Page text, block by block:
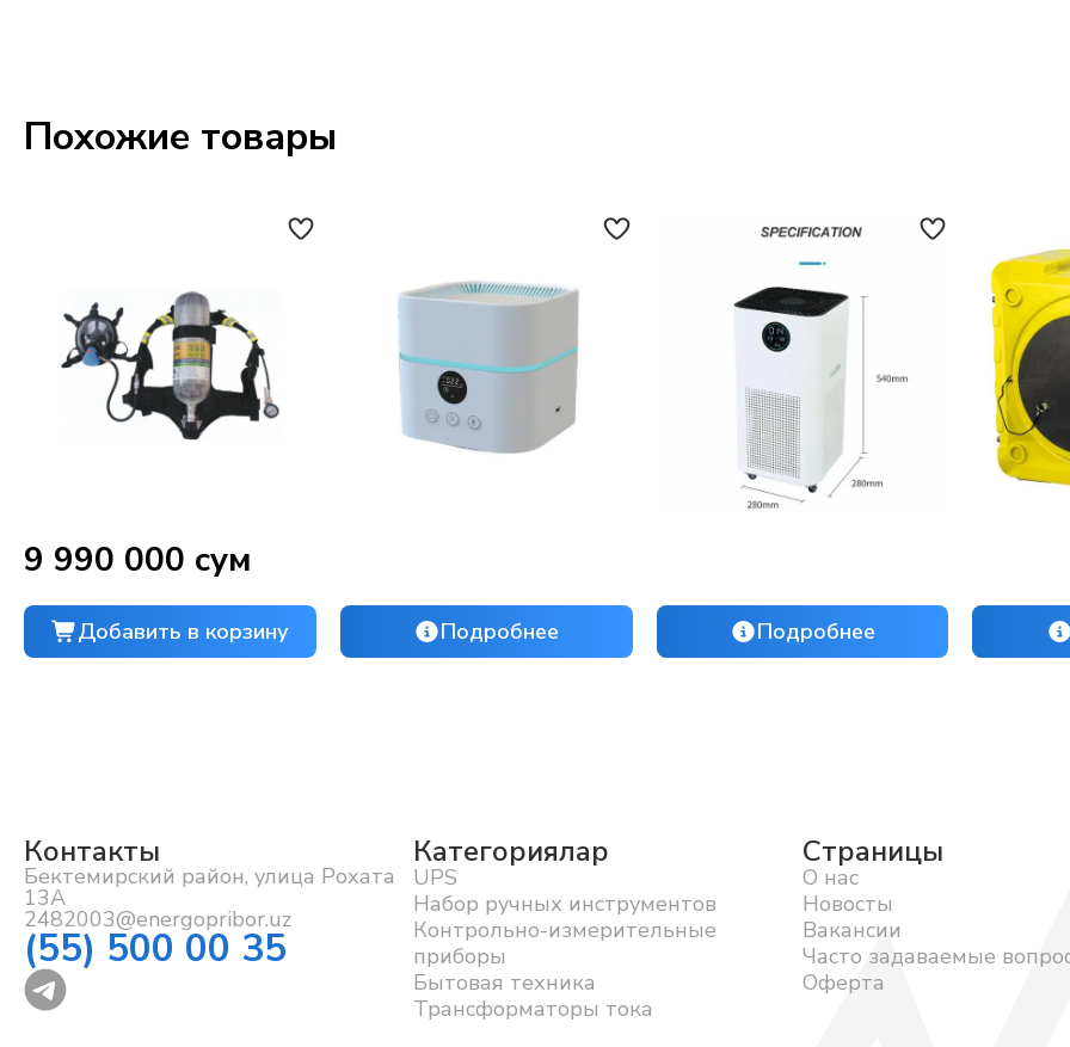
Похожие товары
9 990 000 сум
Добавить в корзину Подробнее Подробнее
Контакты
Бектемирский район, улица Рохата
13А
2482003@energopribor.uz
(55) 500 00 35
Категориялар
UPS
Набор ручных инструментов
Контрольно-измерительные
приборы
Бытовая техника
Трансформаторы тока
Страницы
О нас
Новосты
Вакансии
Часто задаваемые
Оферта